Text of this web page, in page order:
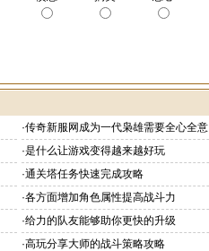
·传奇新服网成为一代枭雄需要全心全意
·是什么让游戏变得越来越好玩
·通关塔任务快速完成攻略
·各方面增加角色属性提高战斗力
·给力的队友能够助你更快的升级
·高玩分享大师的战斗策略攻略